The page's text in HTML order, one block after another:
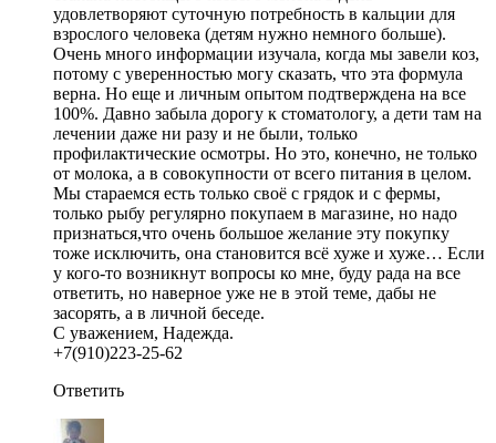
удовлетворяют суточную потребность в кальции для
взрослого человека (детям нужно немного больше).
Очень много информации изучала, когда мы завели коз,
потому с уверенностью могу сказать, что эта формула
верна. Но еще и личным опытом подтверждена на все
100%. Давно забыла дорогу к стоматологу, а дети там на
лечении даже ни разу и не были, только
профилактические осмотры. Но это, конечно, не только
от молока, а в совокупности от всего питания в целом.
Мы стараемся есть только своё с грядок и с фермы,
только рыбу регулярно покупаем в магазине, но надо
признаться,что очень большое желание эту покупку
тоже исключить, она становится всё хуже и хуже… Если
у кого-то возникнут вопросы ко мне, буду рада на все
ответить, но наверное уже не в этой теме, дабы не
засорять, а в личной беседе.
С уважением, Надежда.
+7(910)223-25-62
Ответить